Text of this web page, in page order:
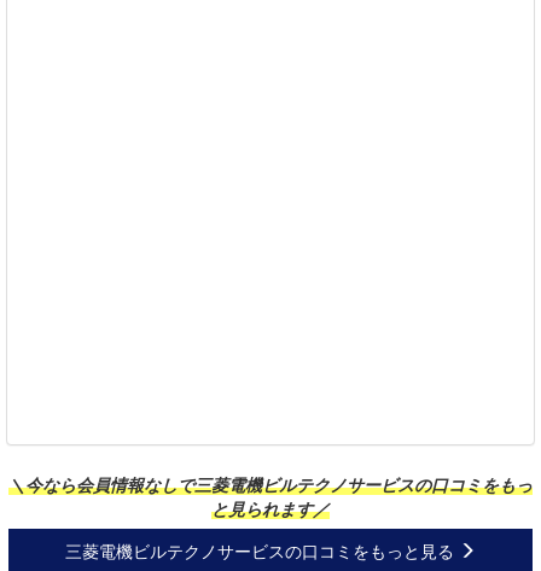
＼今なら会員情報なしで三菱電機ビルテクノサービスの口コミをもっ
と見られます／
三菱電機ビルテクノサービスの口コミをもっと見る